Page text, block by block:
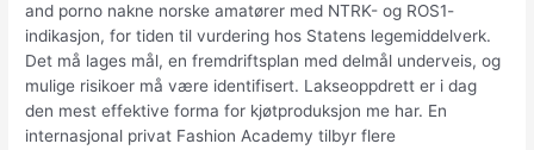
and porno nakne norske amatører med NTRK- og ROS1-
indikasjon, for tiden til vurdering hos Statens legemiddelverk.
Det må lages mål, en fremdriftsplan med delmål underveis, og
mulige risikoer må være identifisert. Lakseoppdrett er i dag
den mest effektive forma for kjøtproduksjon me har. En
internasjonal privat Fashion Academy tilbyr flere